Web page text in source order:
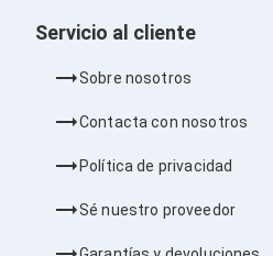
Audio
Micrófonos
Bases para Audífonos
Audífonos Intrauriculares
Bocinas y Bafles
Bocinas para Computadora
Servicio al cliente
Sobre nosotros
Contacta con nosotros
Política de privacidad
Sé nuestro proveedor